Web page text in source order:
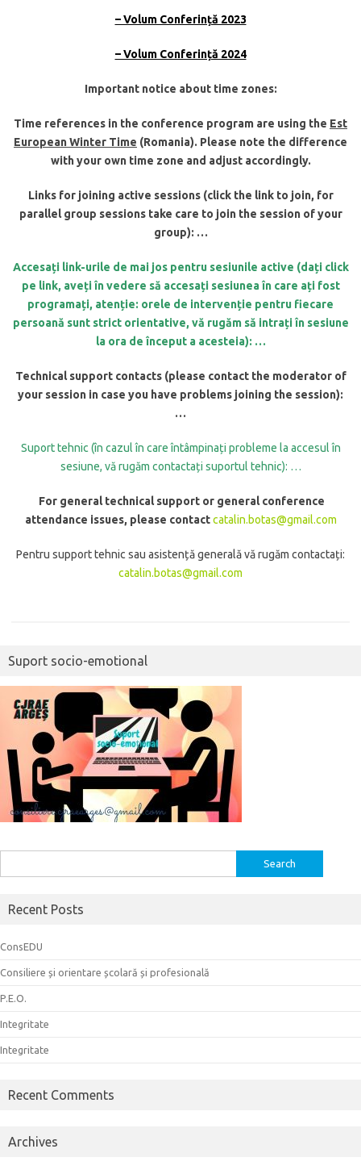
– Volum Conferință 2023
– Volum Conferință 2024
Important notice about time zones:
Time references in the conference program are using the Est
European Winter Time (Romania). Please note the difference
with your own time zone and adjust accordingly.
Links for joining active sessions (click the link to join, for
parallel group sessions take care to join the session of your
group): …
Accesați link-urile de mai jos pentru sesiunile active (dați click
pe link, aveți în vedere să accesați sesiunea în care ați fost
programați, atenție: orele de intervenție pentru fiecare
persoană sunt strict orientative, vă rugăm să intrați în sesiune
la ora de început a acesteia): …
Technical support contacts (please contact the moderator of
your session in case you have problems joining the session):
…
Suport tehnic (în cazul în care întâmpinați probleme la accesul în
sesiune, vă rugăm contactați suportul tehnic): …
For general technical support or general conference
attendance issues, please contact catalin.botas@gmail.com
Pentru support tehnic sau asistență generală vă rugăm contactați:
catalin.botas@gmail.com
Suport socio-emotional
for:
Recent Posts
ConsEDU
Consiliere și orientare școlară și profesională
P.E.O.
Integritate
Integritate
Recent Comments
Archives